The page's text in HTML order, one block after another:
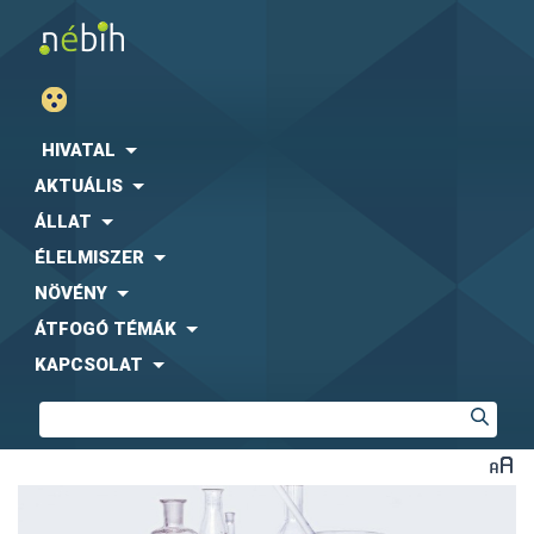
HIVATAL
AKTUÁLIS
ÁLLAT
ÉLELMISZER
NÖVÉNY
ÁTFOGÓ TÉMÁK
KAPCSOLAT